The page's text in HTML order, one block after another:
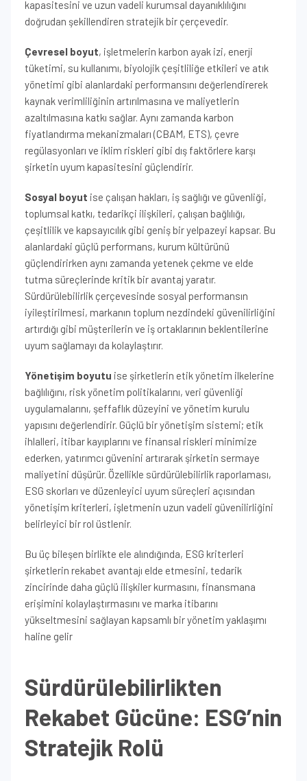
kapasitesini ve uzun vadeli kurumsal dayanıklılığını
doğrudan şekillendiren stratejik bir çerçevedir.
Çevresel boyut, işletmelerin karbon ayak izi, enerji
tüketimi, su kullanımı, biyolojik çeşitliliğe etkileri ve atık
yönetimi gibi alanlardaki performansını değerlendirerek
kaynak verimliliğinin artırılmasına ve maliyetlerin
azaltılmasına katkı sağlar. Aynı zamanda karbon
fiyatlandırma mekanizmaları (CBAM, ETS), çevre
regülasyonları ve iklim riskleri gibi dış faktörlere karşı
şirketin uyum kapasitesini güçlendirir.
Sosyal boyut ise çalışan hakları, iş sağlığı ve güvenliği,
toplumsal katkı, tedarikçi ilişkileri, çalışan bağlılığı,
çeşitlilik ve kapsayıcılık gibi geniş bir yelpazeyi kapsar. Bu
alanlardaki güçlü performans, kurum kültürünü
güçlendirirken aynı zamanda yetenek çekme ve elde
tutma süreçlerinde kritik bir avantaj yaratır.
Sürdürülebilirlik çerçevesinde sosyal performansın
iyileştirilmesi, markanın toplum nezdindeki güvenilirliğini
artırdığı gibi müşterilerin ve iş ortaklarının beklentilerine
uyum sağlamayı da kolaylaştırır.
Yönetişim boyutu ise şirketlerin etik yönetim ilkelerine
bağlılığını, risk yönetim politikalarını, veri güvenliği
uygulamalarını, şeffaflık düzeyini ve yönetim kurulu
yapısını değerlendirir. Güçlü bir yönetişim sistemi; etik
ihlalleri, itibar kayıplarını ve finansal riskleri minimize
ederken, yatırımcı güvenini artırarak şirketin sermaye
maliyetini düşürür. Özellikle sürdürülebilirlik raporlaması,
ESG skorları ve düzenleyici uyum süreçleri açısından
yönetişim kriterleri, işletmenin uzun vadeli güvenilirliğini
belirleyici bir rol üstlenir.
Bu üç bileşen birlikte ele alındığında, ESG kriterleri
şirketlerin rekabet avantajı elde etmesini, tedarik
zincirinde daha güçlü ilişkiler kurmasını, finansmana
erişimini kolaylaştırmasını ve marka itibarını
yükseltmesini sağlayan kapsamlı bir yönetim yaklaşımı
haline gelir
Sürdürülebilirlikten
Rekabet Gücüne: ESG’nin
Stratejik Rolü